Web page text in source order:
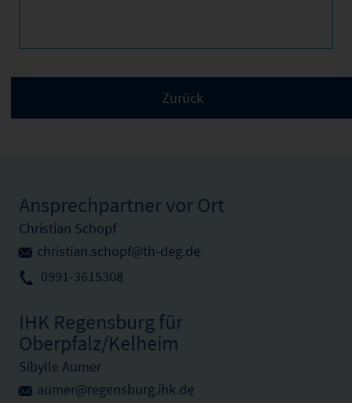
Ansprechpartner vor Ort
Christian Schopf
christian.schopf@th-deg.de
0991-3615308
IHK Regensburg für
Oberpfalz/Kelheim
Sibylle Aumer
aumer@regensburg.ihk.de